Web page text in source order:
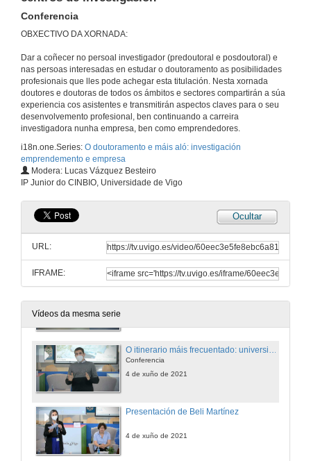
Conferencia
OBXECTIVO DA XORNADA:
Dar a coñecer no persoal investigador (predoutoral e posdoutoral) e
nas persoas interesadas en estudar o doutoramento as posibilidades
profesionais que lles pode achegar esta titulación. Nesta xornada
doutores e doutoras de todos os ámbitos e sectores compartirán a súa
experiencia cos asistentes e transmitirán aspectos claves para o seu
desenvolvemento profesional, ben continuando a carreira
investigadora nunha empresa, ben como emprendedores.
i18n.one.Series: O doutoramento e máis aló: investigación
emprendemento e empresa
Modera: Lucas Vázquez Besteiro
IP Junior do CINBIO, Universidade de Vigo
Ocultar
URL:
IFRAME:
Vídeos da mesma serie
Benvida
4 de xuño de 2021
Recomendacións antes da viaxe: (Ser doutor)
4 de xuño de 2021
4 de xuño de 2021
A maleta da tese de doutoramento
Conferencia
4 de xuño de 2021
Destino: emprendemento
Conferencia
4 de xuño de 2021
Presentación de Beli Martínez
4 de xuño de 2021